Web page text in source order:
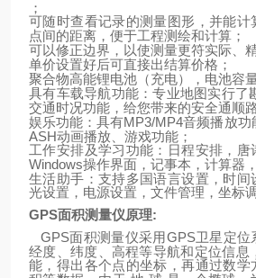
；
可随时查看记录的测量图形，并能计
点间的距离，便于工程测绘和计算；
可以修正边界，以使测量更符实际、
单价设置好后可直接出结算价格；
聚合物高能锂电池（充电），电池容
具有车载导航功能：专业地图实行了
交通时况功能，给您带来的安全通顺
娱乐功能：具有MP3/MP4音频播放功
ASH动画播放、游戏功能；
工作安排及学习功能：日程安排，唐
Windows操作界面，记事本，计算器，
生活助手：支持多国语言设置，时间
光设置，电源设置，文件管理，坐标
GPS面积测量仪原理:
GPS面积测量仪采用GPS卫星定位
经度、纬度、高程等导航和定位信息
能，得出各个点的坐标，再通过数学